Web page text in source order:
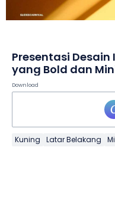
Presentasi Desain
yang Bold dan
Download
Kuning Latar Belakang